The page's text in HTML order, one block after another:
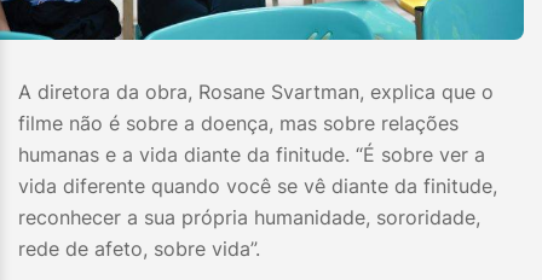
A diretora da obra, Rosane Svartman, explica que o
filme não é sobre a doença, mas sobre relações
humanas e a vida diante da finitude. “É sobre ver a
vida diferente quando você se vê diante da finitude,
reconhecer a sua própria humanidade, sororidade,
rede de afeto, sobre vida”.